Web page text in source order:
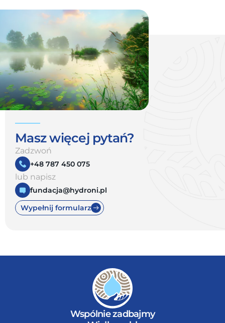
Masz więcej pytań?
Zadzwoń
+48 787 450 075
lub napisz
fundacja@hydroni.pl
Wypełnij formularz
Wspólnie zadbajmy